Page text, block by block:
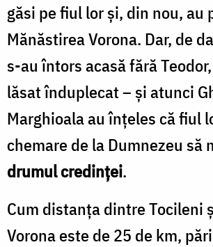
găsi pe fiul lor şi, din nou, au
Mănăstirea Vorona. Dar, de
s-au întors acasă fără
lăsat înduplecat – şi atunci
Marghioala au înţeles că fiul
chemare de la Dumnezeu să
drumul credinţei.
Cum distanţa dintre Tocileni
Vorona este de 25 de km,